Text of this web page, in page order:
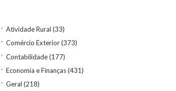
Atividade Rural (33)
Comércio Exterior(373)
Contabilidade(177)
Economia e Finanças(431)
Geral (218)